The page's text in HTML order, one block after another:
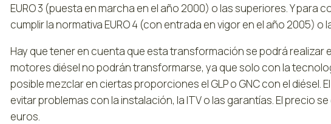
EURO 3 (puesta en marcha en el año 2000) o las superiores. Y
cumplir la normativa EURO 4 (con entrada en vigor en el año 2005) o
Hay que tener en cuenta que esta transformación se podrá
motores diésel no podrán transformarse, ya que solo con la
posible mezclar en ciertas proporciones el GLP o GNC con el
evitar problemas con la instalación, la ITV o las garantías. El precio
euros.